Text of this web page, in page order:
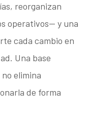
reorganizan
operativos— y una
cada cambio en
Una base
elimina
de forma